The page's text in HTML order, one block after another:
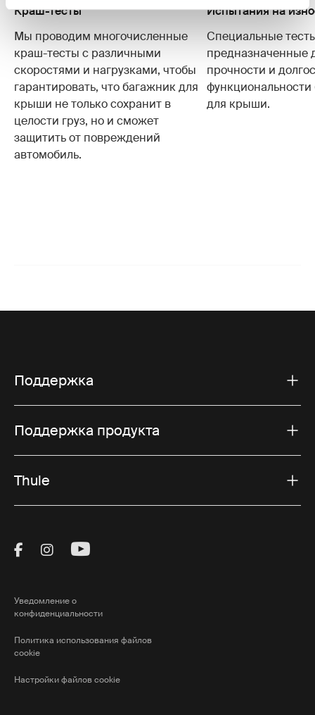
Краш-тесты
Мы проводим многочисленные
краш-тесты с различными
скоростями и нагрузками, чтобы
гарантировать, что багажник для
крыши не только сохранит в
целости груз, но и сможет
защитить от повреждений
автомобиль.
Испытания на
Специальные
предназначенные
прочности и
для крыши.
Поддержка
Поддержка продукта
Thule
Visit Thule on Facebook (external link)
Visit Thule on Instagram (external link)
Visit Thule on Youtube (external
Уведомление о
конфиденциальности
Политика использования файлов
cookie
Настройки файлов cookie